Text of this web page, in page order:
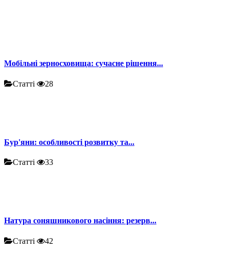
Мобільні зерносховища: сучасне рішення...
Статті 28
Бур'яни: особливості розвитку та...
Статті 33
Натура соняшникового насіння: резерв...
Статті 42